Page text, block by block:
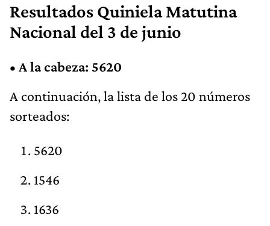
Resultados Quiniela Matutina
Nacional del 3 de junio
• A la cabeza: 5620
A continuación, la lista de los 20 números
sorteados:
5620
1546
1636